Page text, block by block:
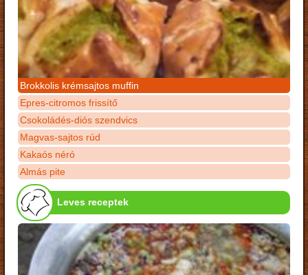
Brokkolis krémsajtos muffin
Epres-citromos frissítő
Csokoládés-diós szendvics
Magvas-sajtos rúd
Kakaós néró
Almás pite
Leves receptek